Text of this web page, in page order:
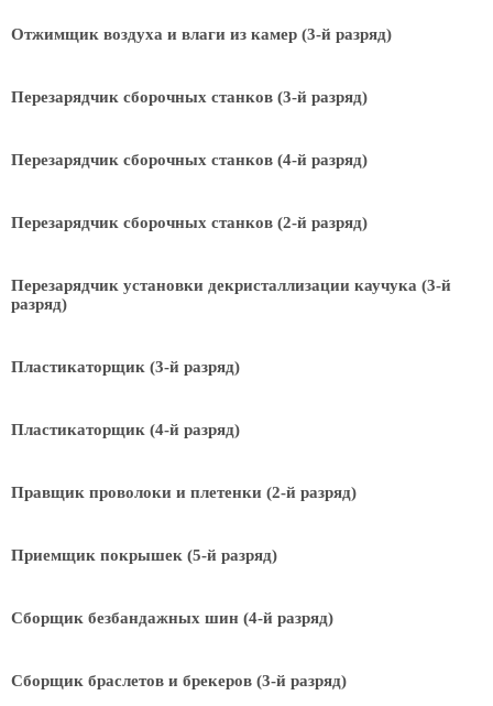
Отжимщик воздуха и влаги из камер (3-й разряд)
Перезарядчик сборочных станков (3-й разряд)
Перезарядчик сборочных станков (4-й разряд)
Перезарядчик сборочных станков (2-й разряд)
Перезарядчик установки декристаллизации каучука (3-й
разряд)
Пластикаторщик (3-й разряд)
Пластикаторщик (4-й разряд)
Правщик проволоки и плетенки (2-й разряд)
Приемщик покрышек (5-й разряд)
Сборщик безбандажных шин (4-й разряд)
Сборщик браслетов и брекеров (3-й разряд)